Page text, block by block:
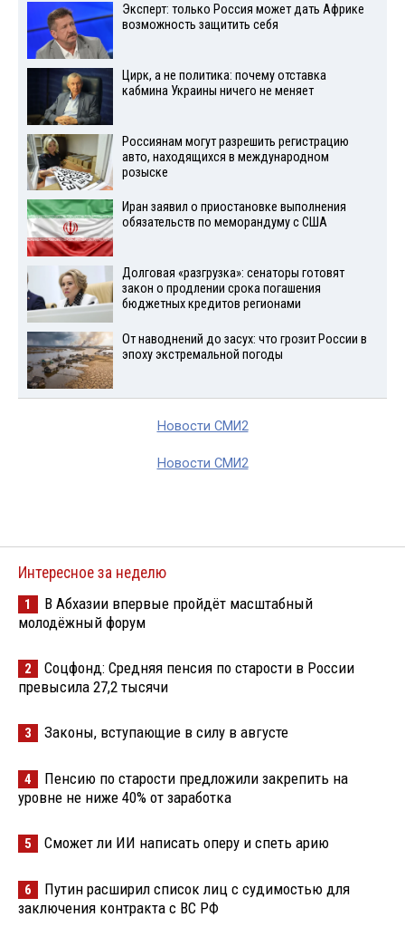
Эксперт: только Россия может дать Африке
возможность защитить себя
Цирк, а не политика: почему отставка
кабмина Украины ничего не меняет
Россиянам могут разрешить регистрацию
авто, находящихся в международном
розыске
Иран заявил о приостановке выполнения
обязательств по меморандуму с США
Долговая «разгрузка»: сенаторы готовят
закон о продлении срока погашения
бюджетных кредитов регионами
От наводнений до засух: что грозит России в
эпоху экстремальной погоды
Новости СМИ2
Новости СМИ2
Интересное за неделю
1
В Абхазии впервые пройдёт масштабный
молодёжный форум
2
Соцфонд: Средняя пенсия по старости в России
превысила 27,2 тысячи
3 Законы, вступающие в силу в августе
4
Пенсию по старости предложили закрепить на
уровне не ниже 40% от заработка
5 Сможет ли ИИ написать оперу и спеть арию
6
Путин расширил список лиц с судимостью для
заключения контракта с ВС РФ